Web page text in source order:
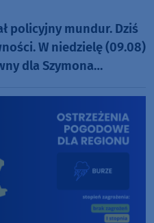
policyjny mundur. Dziś
W niedzielę (09.08)
dla Szymona